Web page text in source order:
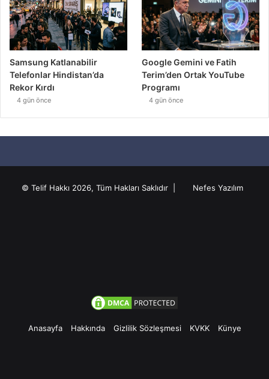
Samsung Katlanabilir
Telefonlar Hindistan’da
Rekor Kırdı
4 gün önce
Google Gemini ve Fatih
Terim’den Ortak YouTube
Programı
4 gün önce
© Telif Hakkı 2026, Tüm Hakları Saklıdır | Nefes Yazılım
Anasayfa Hakkında Gizlilik Sözleşmesi KVKK Künye